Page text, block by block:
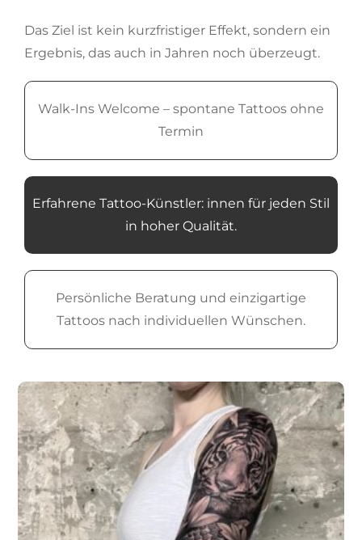
Das Ziel ist kein kurzfristiger Effekt, sondern ein
Ergebnis, das auch in Jahren noch überzeugt.
Walk-Ins Welcome – spontane Tattoos ohne
Termin
Erfahrene Tattoo-Künstler: innen für jeden Stil
in hoher Qualität.
Persönliche Beratung und einzigartige
Tattoos nach individuellen Wünschen.